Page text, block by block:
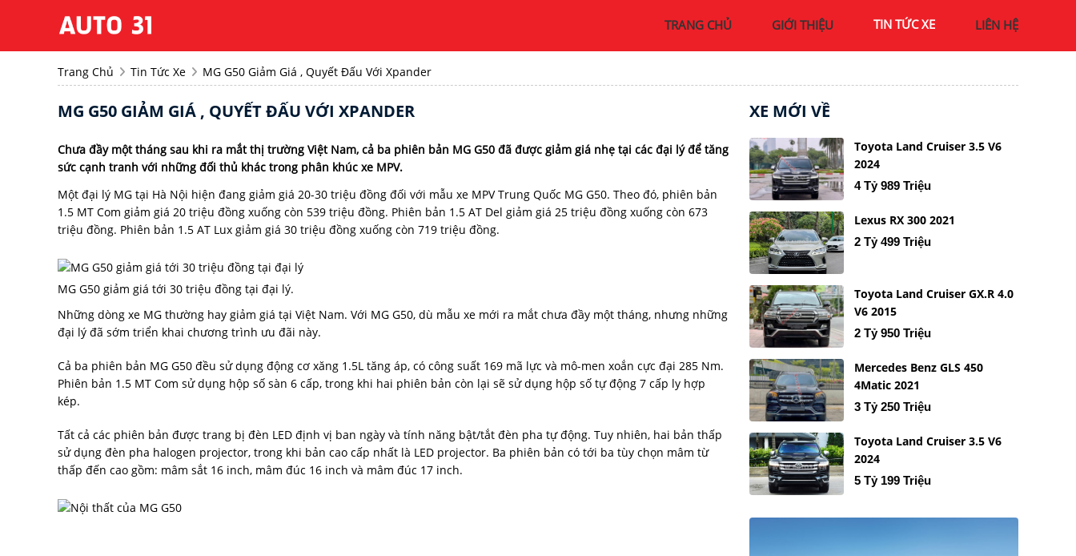
TRANG CHỦ GIỚI THIỆU TIN TỨC XE LIÊN HỆ
Trang Chủ Tin Tức Xe MG G50 Giảm Giá , Quyết Đấu Với Xpander
MG G50 GIẢM GIÁ , QUYẾT ĐẤU VỚI XPANDER
Chưa đầy một tháng sau khi ra mắt thị trường Việt Nam, cả ba phiên bản MG G50 đã được giảm giá nhẹ tại các đại lý để tăng
sức cạnh tranh với những đối thủ khác trong phân khúc xe MPV.
Một đại lý MG tại Hà Nội hiện đang giảm giá 20-30 triệu đồng đối với mẫu xe MPV Trung Quốc MG G50. Theo đó, phiên bản
1.5 MT Com giảm giá 20 triệu đồng xuống còn 539 triệu đồng. Phiên bản 1.5 AT Del giảm giá 25 triệu đồng xuống còn 673
triệu đồng. Phiên bản 1.5 AT Lux giảm giá 30 triệu đồng xuống còn 719 triệu đồng.
MG G50 giảm giá tới 30 triệu đồng tại đại lý.
Những dòng xe MG thường hay giảm giá tại Việt Nam. Với MG G50, dù mẫu xe mới ra mắt chưa đầy một tháng, nhưng những
đại lý đã sớm triển khai chương trình ưu đãi này.
Cả ba phiên bản MG G50 đều sử dụng động cơ xăng 1.5L tăng áp, có công suất 169 mã lực và mô-men xoắn cực đại 285 Nm.
Phiên bản 1.5 MT Com sử dụng hộp số sàn 6 cấp, trong khi hai phiên bản còn lại sẽ sử dụng hộp số tự động 7 cấp ly hợp
kép.
Tất cả các phiên bản được trang bị đèn LED định vị ban ngày và tính năng bật/tắt đèn pha tự động. Tuy nhiên, hai bản thấp
sử dụng đèn pha halogen projector, trong khi bản cao cấp nhất là LED projector. Ba phiên bản có tới ba tùy chọn mâm từ
thấp đến cao gồm: mâm sắt 16 inch, mâm đúc 16 inch và mâm đúc 17 inch.
XE MỚI VỀ
Toyota Land Cruiser 3.5 V6
2024
4 Tỷ 989 Triệu
Lexus RX 300 2021
2 Tỷ 499 Triệu
Toyota Land Cruiser GX.R 4.0
V6 2015
2 Tỷ 950 Triệu
Mercedes Benz GLS 450
4Matic 2021
3 Tỷ 250 Triệu
Toyota Land Cruiser 3.5 V6
2024
5 Tỷ 199 Triệu